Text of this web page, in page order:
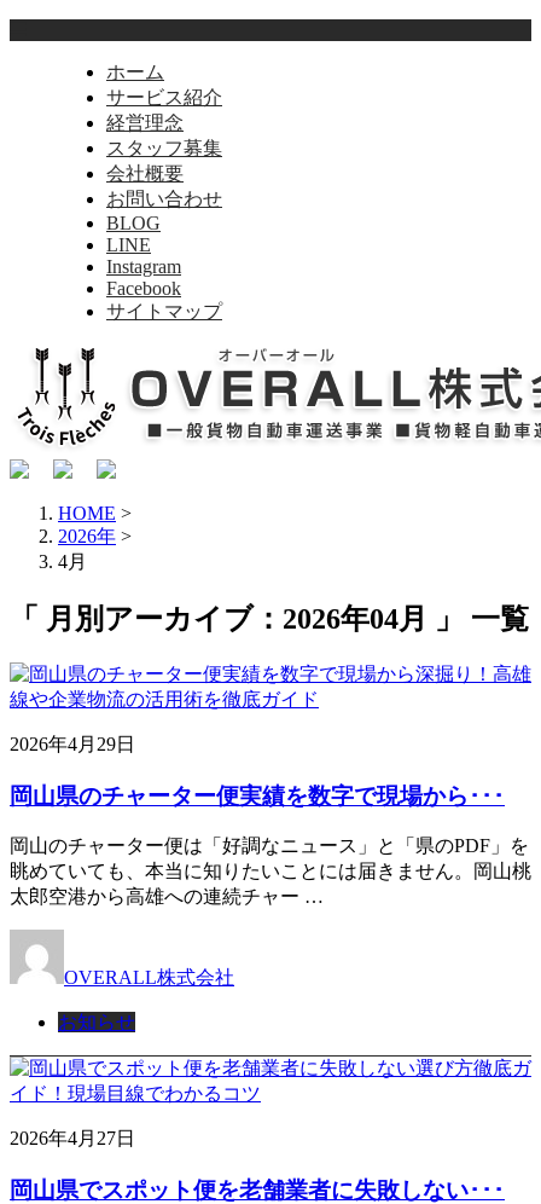
ホーム
サービス紹介
経営理念
スタッフ募集
会社概要
お問い合わせ
BLOG
LINE
Instagram
Facebook
サイトマップ
HOME >
2026年 >
4月
「 月別アーカイブ：2026年04月 」 一覧
2026年4月29日
岡山県のチャーター便実績を数字で現場から･･･
岡山のチャーター便は「好調なニュース」と「県のPDF」を
眺めていても、本当に知りたいことには届きません。岡山桃
太郎空港から高雄への連続チャー …
OVERALL株式会社
お知らせ
2026年4月27日
岡山県でスポット便を老舗業者に失敗しない･･･